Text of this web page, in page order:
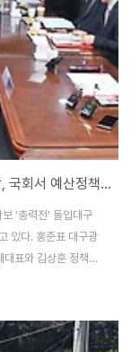
설명할 계획이다.
대구경북 미래 청사진 그린다... 홍준표 시장, 국회서 예산정책협의회 개최
'총력전' 돌입대구
있다. 홍준표 대구광
표와 김상훈 정책위
요현안과 2025년도
의 미래를 좌우할 핵
처리를 위해 당 차